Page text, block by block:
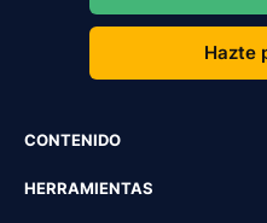
Hazte
CONTENIDO
HERRAMIENTAS